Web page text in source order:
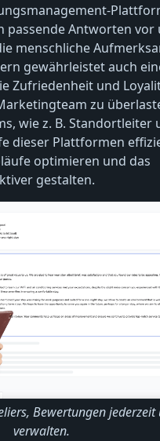
passende Antworten vor
menschliche
gewährleistet auch
Zufriedenheit und
zu
wie z. B. Standortleiter
dieser Plattformen
optimieren und das
gestalten.
Bewertungen
verwalten.